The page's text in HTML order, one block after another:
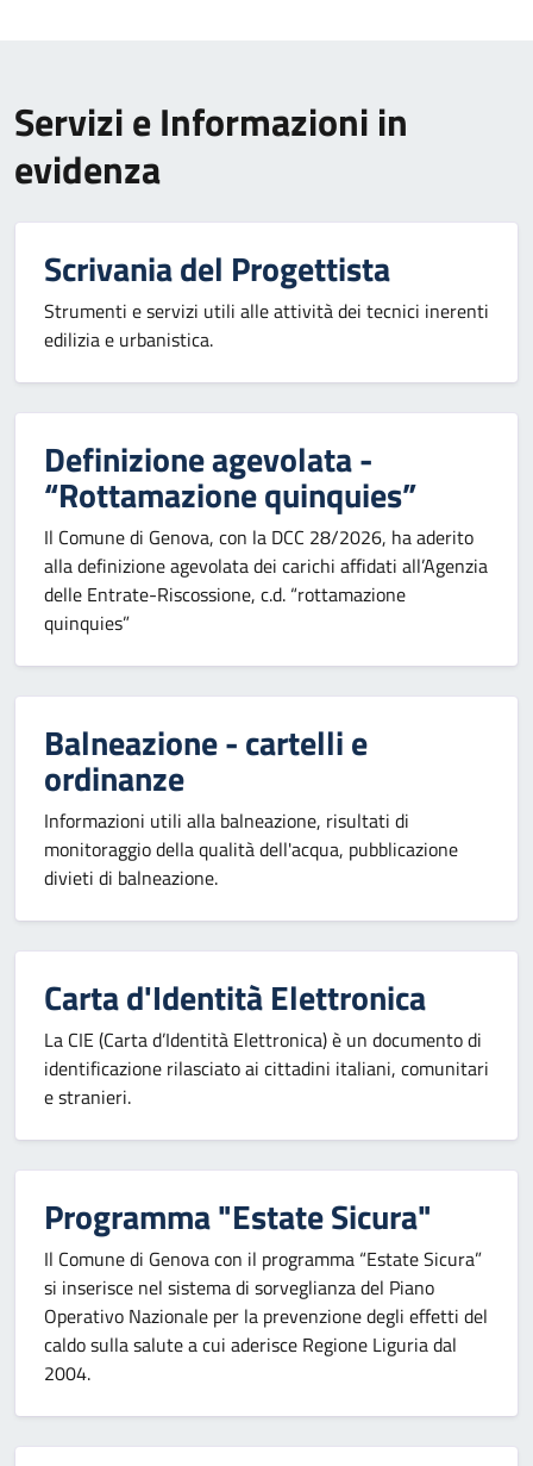
Servizi e Informazioni in
evidenza
Scrivania del Progettista
Strumenti e servizi utili alle attività dei tecnici inerenti
edilizia e urbanistica.
Definizione agevolata -
“Rottamazione quinquies”
Il Comune di Genova, con la DCC 28/2026, ha aderito
alla definizione agevolata dei carichi affidati all’Agenzia
delle Entrate-Riscossione, c.d. “rottamazione
quinquies”
Balneazione - cartelli e
ordinanze
Informazioni utili alla balneazione, risultati di
monitoraggio della qualità dell'acqua, pubblicazione
divieti di balneazione.
Carta d'Identità Elettronica
La CIE (Carta d’Identità Elettronica) è un documento di
identificazione rilasciato ai cittadini italiani, comunitari
e stranieri.
Programma "Estate Sicura"
Il Comune di Genova con il programma “Estate Sicura”
si inserisce nel sistema di sorveglianza del Piano
Operativo Nazionale per la prevenzione degli effetti del
caldo sulla salute a cui aderisce Regione Liguria dal
2004.